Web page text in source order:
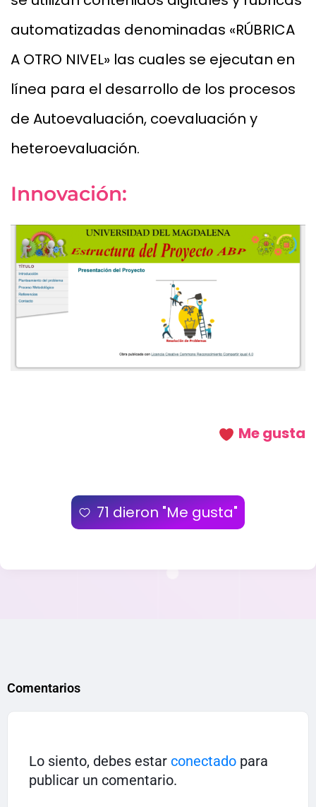
automatizadas denominadas «RÚBRICA
A OTRO NIVEL» las cuales se ejecutan en
línea para el desarrollo de los procesos
de Autoevaluación, coevaluación y
heteroevaluación.
Innovación:
Me gusta
71 dieron "Me gusta"
Comentarios
Lo siento, debes estar conectado para
publicar un comentario.